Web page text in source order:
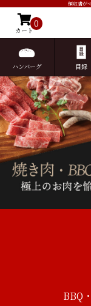
領収書が
カート
0
ハンバーグ 目録
HOME 焼き肉特集
BBQ